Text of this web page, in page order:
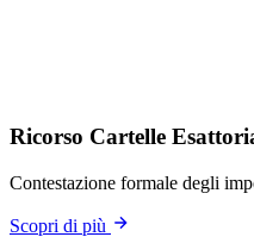
Ricorso Cartelle
Contestazione formale degli
Scopri di più